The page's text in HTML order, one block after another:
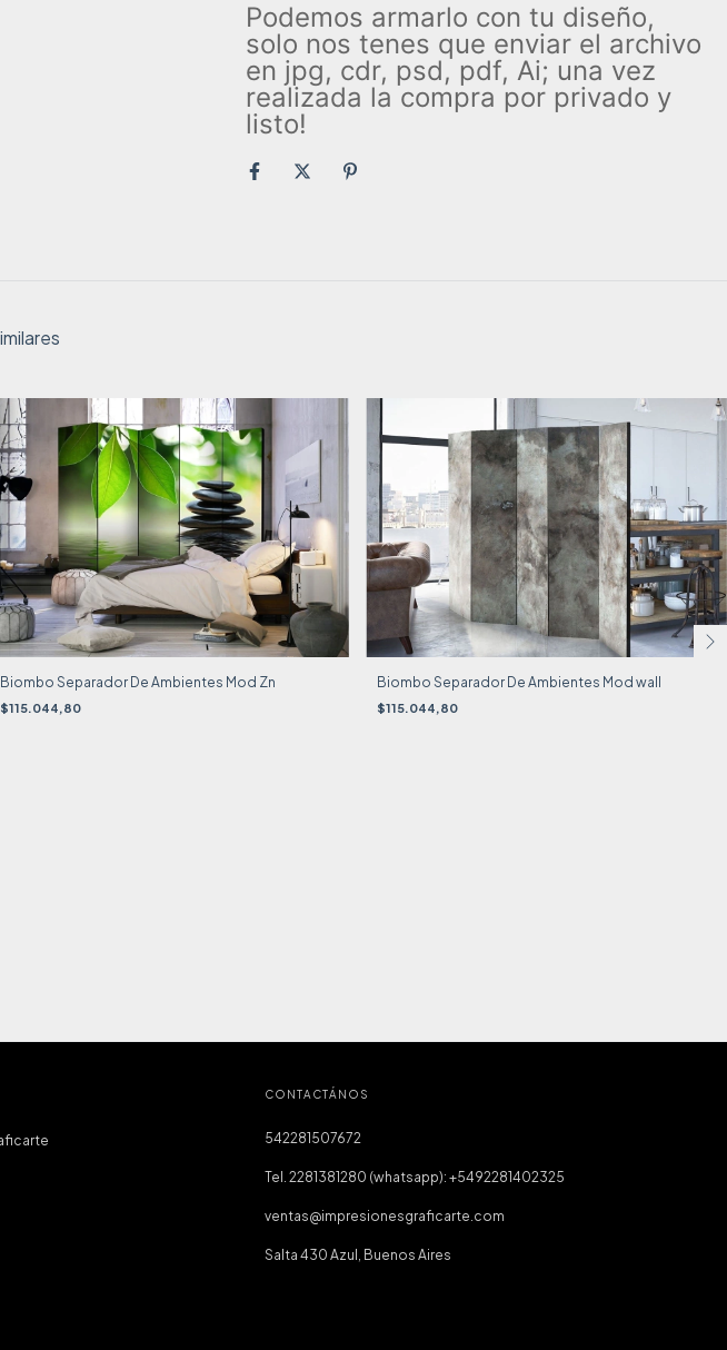
Podemos armarlo con tu diseño,
solo nos tenes que enviar el archivo
en jpg, cdr, psd, pdf, Ai; una vez
realizada la compra por privado y
listo!
Biombo Separador De Ambientes Mod Zn
$115.044,80
Biombo Separador De Ambientes Mod wall
$115.044,80
CONTACTÁNOS
542281507672
Tel. 2281381280 (whatsapp): +5492281402325
ventas@impresionesgraficarte.com
Salta 430 Azul, Buenos Aires